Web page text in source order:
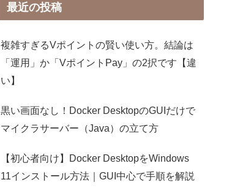
最近の投稿
複雑すぎるVポイントの賢い使い方。結論は
「運用」か「VポイントPay」の2択です【違
い】
黒い画面なし！Docker DesktopのGUIだけで
マイクラサーバー（Java）の立て方
【初心者向け】Docker DesktopをWindows
11インストール方法｜GUI中心で手順を解説